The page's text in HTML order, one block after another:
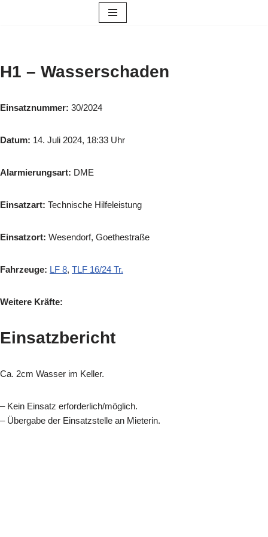
H1 – Wasserschaden
Einsatznummer: 30/2024
Datum: 14. Juli 2024, 18:33 Uhr
Alarmierungsart: DME
Einsatzart: Technische Hilfeleistung
Einsatzort: Wesendorf, Goethestraße
Fahrzeuge: LF 8, TLF 16/24 Tr.
Weitere Kräfte:
Einsatzbericht
Ca. 2cm Wasser im Keller.
– Kein Einsatz erforderlich/möglich.
– Übergabe der Einsatzstelle an Mieterin.